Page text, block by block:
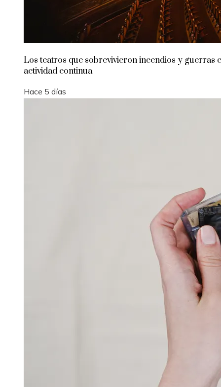
Los teatros que sobrevivieron incendios y guerras
actividad continua
Hace 5 días